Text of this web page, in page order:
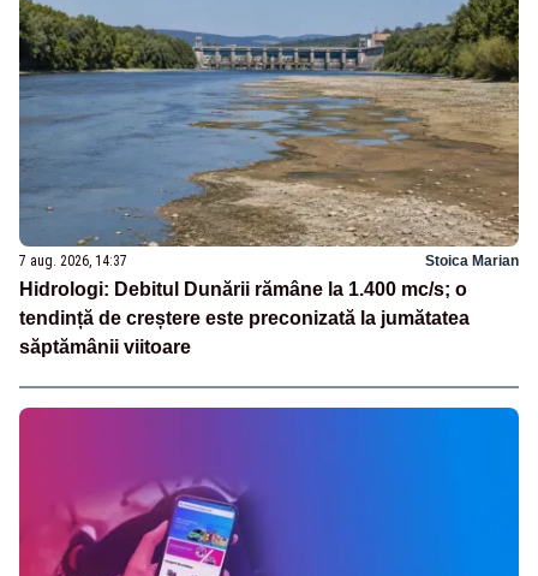
7 aug. 2026, 14:37 Stoica Marian
Hidrologi: Debitul Dunării rămâne la 1.400 mc/s; o
tendință de creștere este preconizată la jumătatea
săptămânii viitoare